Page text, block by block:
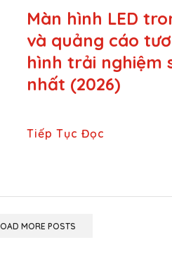
Màn hình LED
và quảng cáo
hình trải nghiệm
nhất (2026)
Tiếp Tục Đọc
MORE POSTS